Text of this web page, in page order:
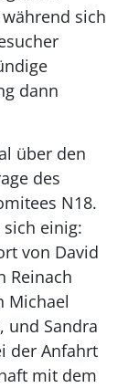
sich
dann
über den
des
N18.
einig:
von David
Reinach
Michael
und Sandra
der Anfahrt
mit dem